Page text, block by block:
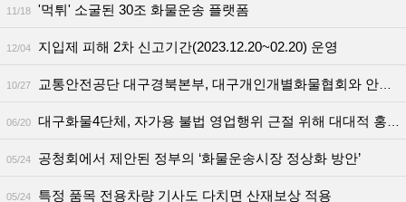
11/18 '먹튀' 소굴된 30조 화물운송 플랫폼
12/04 지입제 피해 2차 신고기간(2023.12.20~02.20) 운영
10/27 교통안전공단 대구경북본부, 대구개인개별화물협회와 안전지도점검
06/20 대구화물4단체, 자가용 불법 영업행위 근절 위해 대대적 홍보
05/24 공청회에서 제안된 정부의 ‘화물운송시장 정상화 방안’
05/24 특정 품목 전용차량 기사도 다치면 산재보상 적용